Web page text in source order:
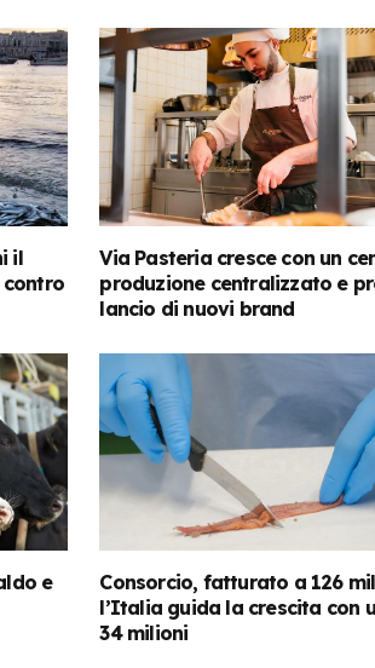
il
contro
Via Pasteria cresce con un
produzione centralizzato e
lancio di nuovi brand
e
Consorcio, fatturato a 126
l’Italia guida la crescita con
34 milioni